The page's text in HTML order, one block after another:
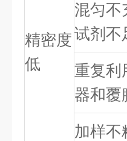
精密度
低
混匀不
试剂不
重复利
器和覆
加样不